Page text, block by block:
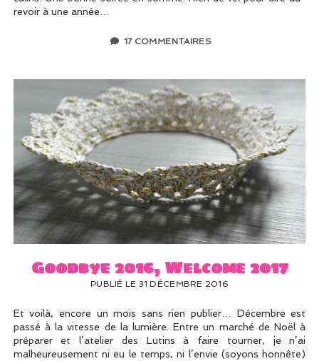
revoir à une année…
17 COMMENTAIRES
Goodbye 2016, Welcome 2017
PUBLIÉ LE 31 DÉCEMBRE 2016
Et voilà, encore un mois sans rien publier… Décembre est
passé à la vitesse de la lumière. Entre un marché de Noël à
préparer et l’atelier des Lutins à faire tourner, je n’ai
malheureusement ni eu le temps, ni l’envie (soyons honnête)